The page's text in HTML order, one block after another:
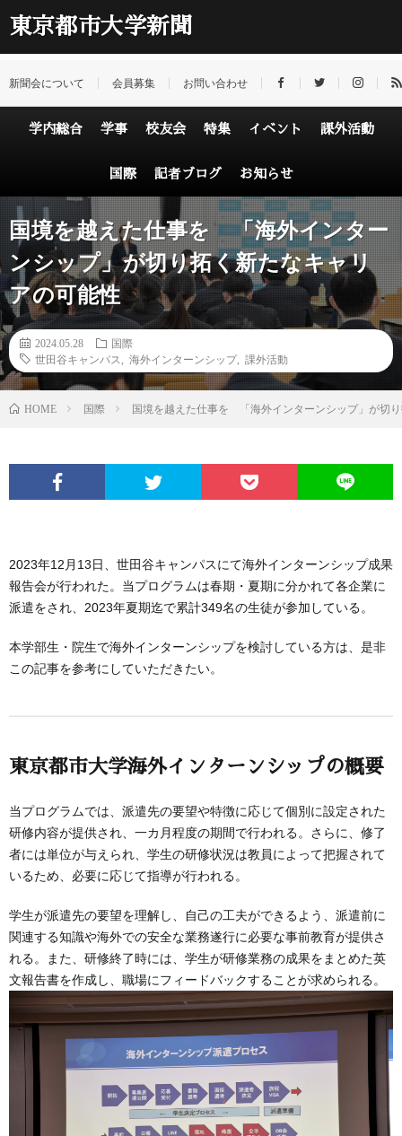
東京都市大学新聞
新聞会について 会員募集 お問い合わせ
学内総合 学事 校友会 特集 イベント 課外活動
国際 記者ブログ お知らせ
国境を越えた仕事を 「海外インター
ンシップ」が切り拓く新たなキャリ
アの可能性
2024.05.28
国際
世田谷キャンパス
海外インターンシップ, 課外活動
HOME 国際 国境を越えた仕事を 「海外インターンシップ」が切
2023年12月13日、世田谷キャンパスにて海外インターンシップ成果
報告会が行われた。当プログラムは春期・夏期に分かれて各企業に
派遣をされ、2023年夏期迄で累計349名の生徒が参加している。
本学部生・院生で海外インターンシップを検討している方は、是非
この記事を参考にしていただきたい。
東京都市大学海外インターンシップの概要
当プログラムでは、派遣先の要望や特徴に応じて個別に設定された
研修内容が提供され、一カ月程度の期間で行われる。さらに、修了
者には単位が与えられ、学生の研修状況は教員によって把握されて
いるため、必要に応じて指導が行われる。
学生が派遣先の要望を理解し、自己の工夫ができるよう、派遣前に
関連する知識や海外での安全な業務遂行に必要な事前教育が提供さ
れる。また、研修終了時には、学生が研修業務の成果をまとめた英
文報告書を作成し、職場にフィードバックすることが求められる。